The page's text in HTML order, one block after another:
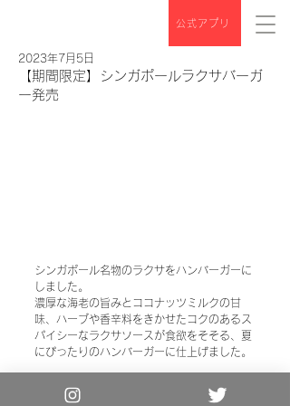
公式アプリ
【期間限定】シンガポールラクサバーガ
ー発売
2023年7月5日
シンガポール名物のラクサをハンバーガーに
しました。
濃厚な海老の旨みとココナッツミルクの甘
味、ハーブや香辛料をきかせたコクのあるス
パイシーなラクサソースが食欲をそそる、夏
にぴったりのハンバーガーに仕上げました。
Copyright© the 3rd Burger. All Rights